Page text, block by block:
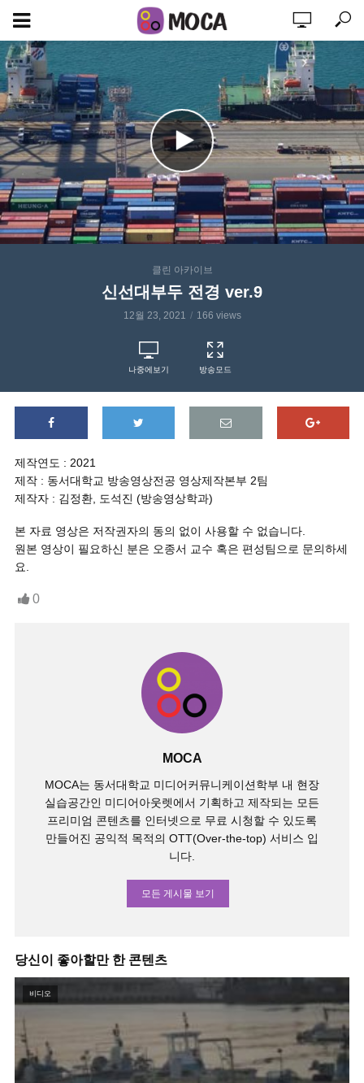
클린 아카이브
신선대부두 전경 ver.9
12월 23, 2021 166 views
나중에보기 방송모드
제작연도 : 2021
제작 : 동서대학교 방송영상전공 영상제작본부 2팀
제작자 : 김정환, 도석진 (방송영상학과)
본 자료 영상은 저작권자의 동의 없이 사용할 수 없습니다.
원본 영상이 필요하신 분은 오종서 교수 혹은 편성팀으로 문의하세
요.
0
MOCA
MOCA는 동서대학교 미디어커뮤니케이션학부 내 현장
실습공간인 미디어아웃렛에서 기획하고 제작되는 모든
프리미엄 콘텐츠를 인터넷으로 무료 시청할 수 있도록
만들어진 공익적 목적의 OTT(Over-the-top) 서비스 입
니다.
모든 게시물 보기
당신이 좋아할만 한 콘텐츠
비디오